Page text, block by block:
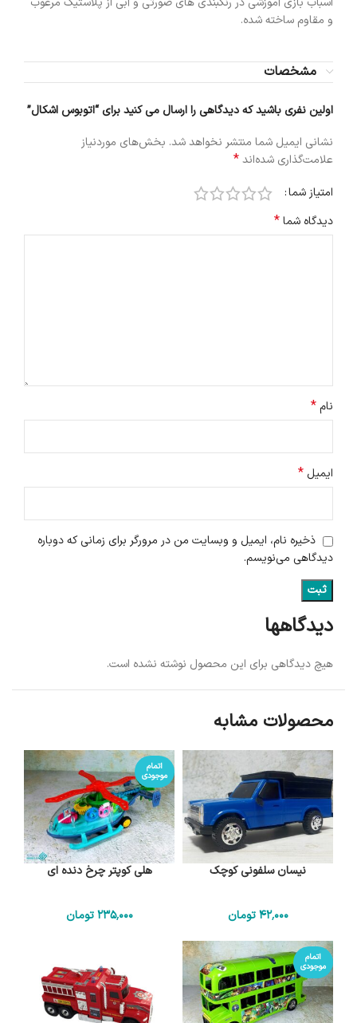
و مقاوم ساخته شده.
مشخصات
دیدگاهها
هیچ دیدگاهی برای این محصول نوشته نشده است.
اولین نفری باشید که دیدگاهی را ارسال می کنید برای “اتوبوس اشکال”
نشانی ایمیل شما منتشر نخواهد شد. بخش‌های موردنیاز
علامت‌گذاری شده‌اند*
امتیاز شما
دیدگاه شما*
نام*
ایمیل*
ذخیره نام، ایمیل و وبسایت من در مرورگر برای زمانی که دوباره
دیدگاهی می‌نویسم.
محصولات مشابه
نیسان سلفونی کوچک
42٬000 تومان
اتمام
موجودی
هلی کوپتر چرخ دنده ای
235٬000 تومان
اتمام
موجودی